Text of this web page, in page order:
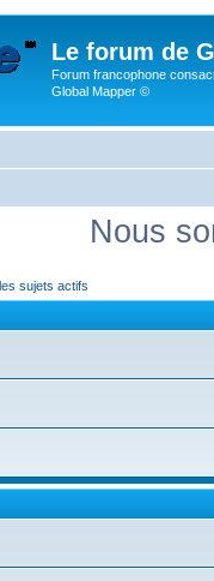
Le forum de
Forum francophone
Global Mapper ©
Nous
sujets actifs